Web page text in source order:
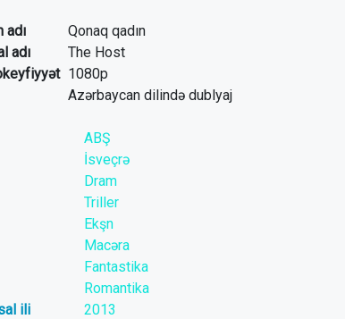
adı
Qonaq qadın
adı
The Host
1080p
Azərbaycan dilində dublyaj
ABŞ
İsveçrə
Dram
Triller
Ekşn
Macəra
Fantastika
Romantika
ili
2013